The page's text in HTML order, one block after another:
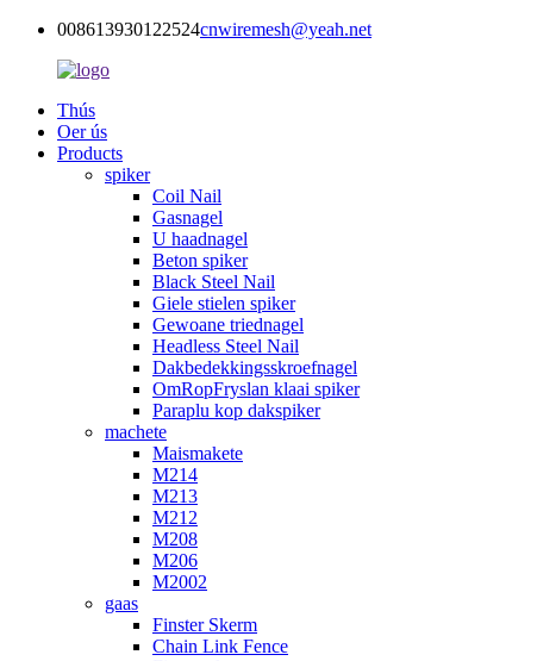
008613930122524cnwiremesh@yeah.net
Thús
Oer ús
Products
spiker
Coil Nail
Gasnagel
U haadnagel
Beton spiker
Black Steel Nail
Giele stielen spiker
Gewoane triednagel
Headless Steel Nail
Dakbedekkingsskroefnagel
OmRopFryslan klaai spiker
Paraplu kop dakspiker
machete
Maismakete
M214
M213
M212
M208
M206
M2002
gaas
Finster Skerm
Chain Link Fence